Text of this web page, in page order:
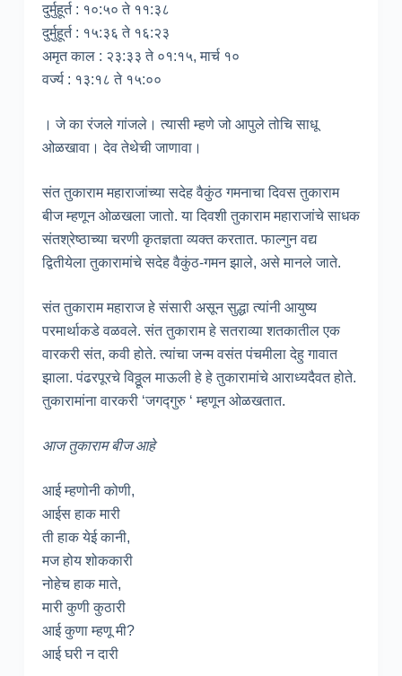
दुर्मुहूर्त : १०:५० ते ११:३८
दुर्मुहूर्त : १५:३६ ते १६:२३
अमृत काल : २३:३३ ते ०१:१५, मार्च १०
वर्ज्य : १३:१८ ते १५:००
। जे का रंजले गांजले। त्यासी म्हणे जो आपुले तोचि साधू
ओळखावा। देव तेथेची जाणावा।
संत तुकाराम महाराजांच्या सदेह वैकुंठ गमनाचा दिवस तुकाराम
बीज म्हणून ओळखला जातो. या दिवशी तुकाराम महाराजांचे साधक
संतश्रेष्ठाच्या चरणी कृतज्ञता व्यक्त करतात. फाल्गुन वद्य
द्वितीयेला तुकारामांचे सदेह वैकुंठ-गमन झाले, असे मानले जाते.
संत तुकाराम महाराज हे संसारी असून सुद्धा त्यांनी आयुष्य
परमार्थाकडे वळवले. संत तुकाराम हे सतराव्या शतकातील एक
वारकरी संत, कवी होते. त्यांचा जन्म वसंत पंचमीला देहु गावात
झाला. पंढरपूरचे विठ्ठूल माऊली हे हे तुकारामांचे आराध्यदैवत होते.
तुकारामांना वारकरी ‘जगद्गुरु ‘ म्हणून ओळखतात.
आज तुकाराम बीज आहे
आई म्हणोनी कोणी,
आईस हाक मारी
ती हाक येई कानी,
मज होय शोककारी
नोहेच हाक माते,
मारी कुणी कुठारी
आई कुणा म्हणू मी?
आई घरी न दारी